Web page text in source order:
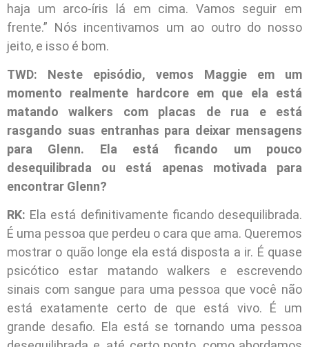
haja um arco-íris lá em cima. Vamos seguir em
frente.” Nós incentivamos um ao outro do nosso
jeito, e isso é bom.
TWD: Neste episódio, vemos Maggie em um
momento realmente hardcore em que ela está
matando walkers com placas de rua e está
rasgando suas entranhas para deixar mensagens
para Glenn. Ela está ficando um pouco
desequilibrada ou está apenas motivada para
encontrar Glenn?
RK: Ela está definitivamente ficando desequilibrada.
É uma pessoa que perdeu o cara que ama. Queremos
mostrar o quão longe ela está disposta a ir. É quase
psicótico estar matando walkers e escrevendo
sinais com sangue para uma pessoa que você não
está exatamente certo de que está vivo. É um
grande desafio. Ela está se tornando uma pessoa